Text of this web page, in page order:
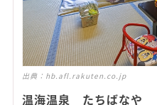
出典： hb.afl.rakuten.co.jp
温海温泉 たちばなや